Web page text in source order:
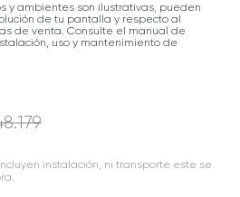
y ambientes son ilustrativas, pueden
de tu pantalla y respecto al
de venta. Consulte el manual de
uso y mantenimiento de
.179
instalación, ni transporte este se